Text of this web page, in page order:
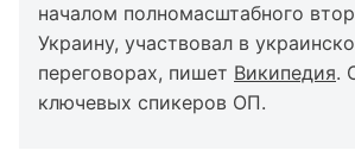
началом полномасштабного
Украину, участвовал в
переговорах, пишет Википедия.
ключевых спикеров ОП.